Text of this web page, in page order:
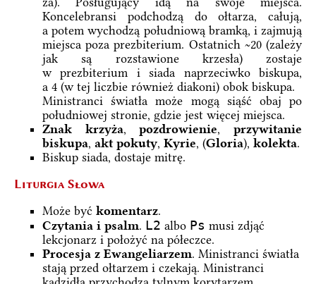
Koncelebransi podchodzą do ołtarza, całują,
a potem wychodzą południową bramką, i zajmują
miejsca poza prezbiterium. Ostatnich ~20 (zależy
jak są rozstawione krzesła) zostaje
w prezbiterium i siada naprzeciwko biskupa,
a 4 (w tej liczbie również diakoni) obok biskupa.
Ministranci światła może mogą siąść obaj po
południowej stronie, gdzie jest więcej miejsca.
Znak krzyża,pozdrowienie,przywitanie
biskupa, akt pokuty, Kyrie, (Gloria), kolekta.
Biskup siada, dostaje mitrę.
Liturgia Słowa
Może być komentarz.
Czytania i psalm. L2 albo Ps musi zdjąć
lekcjonarz i położyć na półeczce.
Procesja z Ewangeliarzem. Ministranci światła
stają przed ołtarzem i czekają. Ministranci